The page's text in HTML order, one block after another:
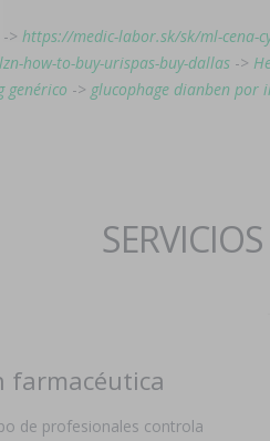
-> https://medic-labor.sk/sk/ml-cena-
how-to-buy-urispas-buy-dallas ->
genérico -> glucophage dianben por
farmacéutica
de profesionales controla